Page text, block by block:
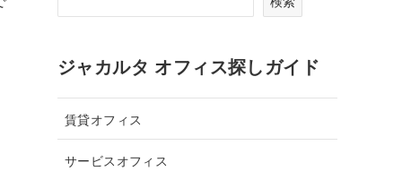
ジャカルタ オフィス探しガイド
賃貸オフィス
サービスオフィス